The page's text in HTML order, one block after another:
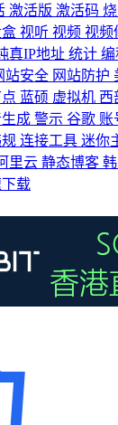
激活版 激活码
视听 视频 视频
真IP地址 统计 编
站安全 网站防护
蓝硕 虚拟机 西
成 警示 谷歌 账
连接工具 迷你
里云 静态博客
载